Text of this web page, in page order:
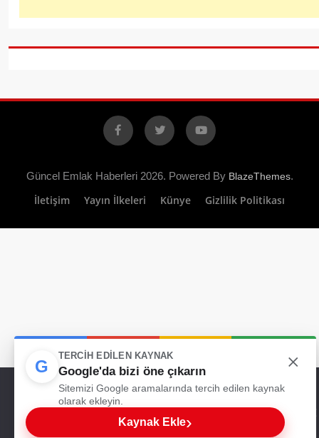
Facebook
X YouTube
Güncel Emlak Haberleri 2026. Powered By BlazeThemes.
İletişim Yayın İlkeleri Künye Gizlilik Politikası
Web sitemizde size en iyi deneyimi sunabilmemiz için çerezleri
kullanıyoruz. Bu siteyi kullanmaya devam ederseniz, bunu kabul
Tamam
G
TERCIH EDILEN KAYNAK
Google'da bizi öne çıkarın
Sitemizi Google aramalarında tercih edilen kaynak
olarak ekleyin.
Kaynak Ekle›
×